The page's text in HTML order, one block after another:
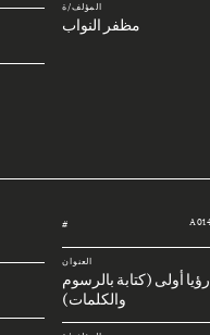
المؤلف/ة
مظفر النواب
#
العنوان
رؤيا أولى (كتابة بالرسوم
والكلمات)